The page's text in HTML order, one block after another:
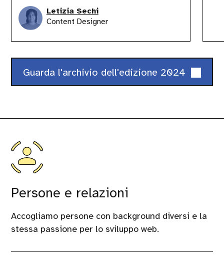
Letizia Sechi
Content Designer
Guarda l'archivio dell'edizione 2024
Persone e relazioni
Accogliamo persone con background diversi e la
stessa passione per lo sviluppo web.